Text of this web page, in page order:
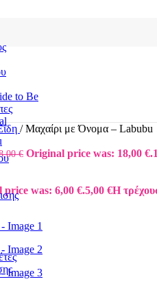
to Be
/ Μαχαίρι με Όνομα – Labubu
€ Original price was: 18,00 €.
price was: 6,00 €.5,00 €Η